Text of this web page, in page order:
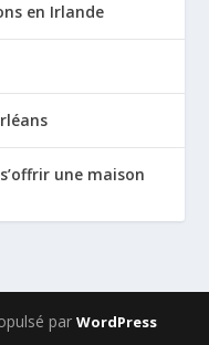
en Irlande
une maison
par WordPress